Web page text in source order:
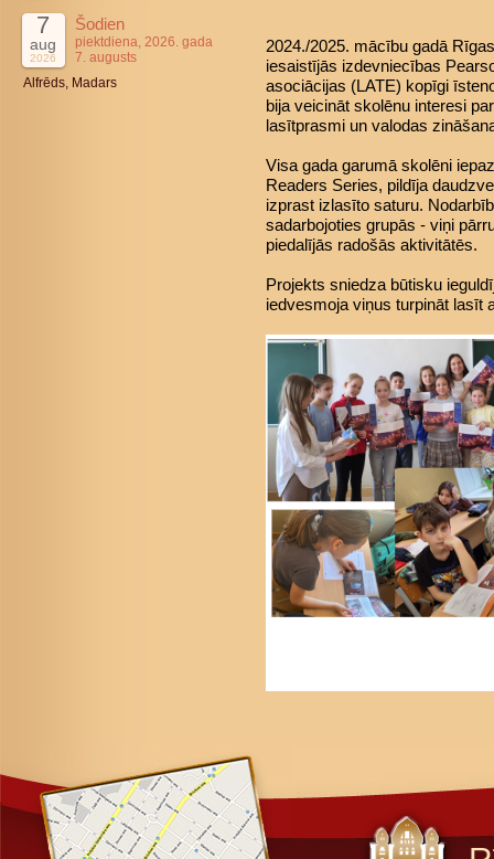
7
aug
2026
Šodien
piektdiena, 2026. gada
7. augusts
Alfrēds, Madars
2024./2025. mācību gadā
iesaistījās izdevniecības
asociācijas (LATE) kopīgi
bija veicināt skolēnu interesi
lasītprasmi un valodas
Visa gada garumā skolēni
Readers Series, pildīja
izprast izlasīto saturu.
sadarbojoties grupās - viņi
piedalījās radošās aktivitātēs.
Projekts sniedza būtisku
iedvesmoja viņus turpināt lasīt